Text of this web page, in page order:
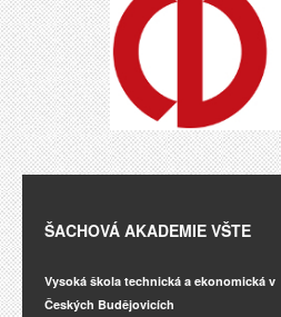
ŠACHOVÁ AKADEMIE VŠTE
Vysoká škola technická a ekonomická v
Českých Budějovicích